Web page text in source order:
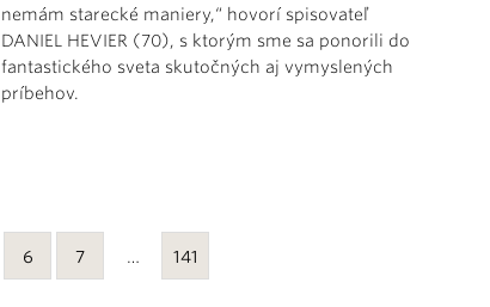
nemám starecké maniery,“ hovorí spisovateľ
DANIEL HEVIER (70), s ktorým sme sa ponorili do
fantastického sveta skutočných aj vymyslených
príbehov.
6 7 … 141